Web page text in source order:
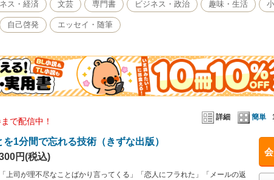
ス・経済 文芸 専門書 ビジネス・政治 趣味・生活
自己啓発 エッセイ・随筆
詳細 簡単
で配信中！
を1分間で忘れる技術（きずな出版）
円(税込)
「上司が理不尽なことばかり言ってくる」「恋人にフラれた」「メールの返